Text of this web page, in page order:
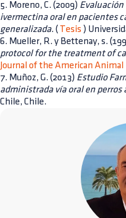
5. Moreno, C. (2009)
ivermectina oral en pacientes
generalizada. ( Tesis )
6. Mueller, R. y Bettenay, s.
protocol for the treatment of
Journal of the American
7. Muñoz, G. (2013) Estudio
administrada vía oral en perros
Chile, Chile.